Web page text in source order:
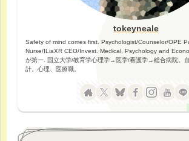
tokeyneale
Safety of mind comes first. Psychologist/Counselor/OPE
Nurse/ILiaXR CEO/Invest. Medical, Psychology and
が第一. 国立大学/教育学心理学→医学/看護学→総合病院。
計。心理、医療職。